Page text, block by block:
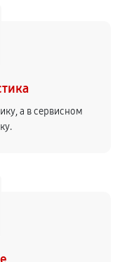
а в сервисном